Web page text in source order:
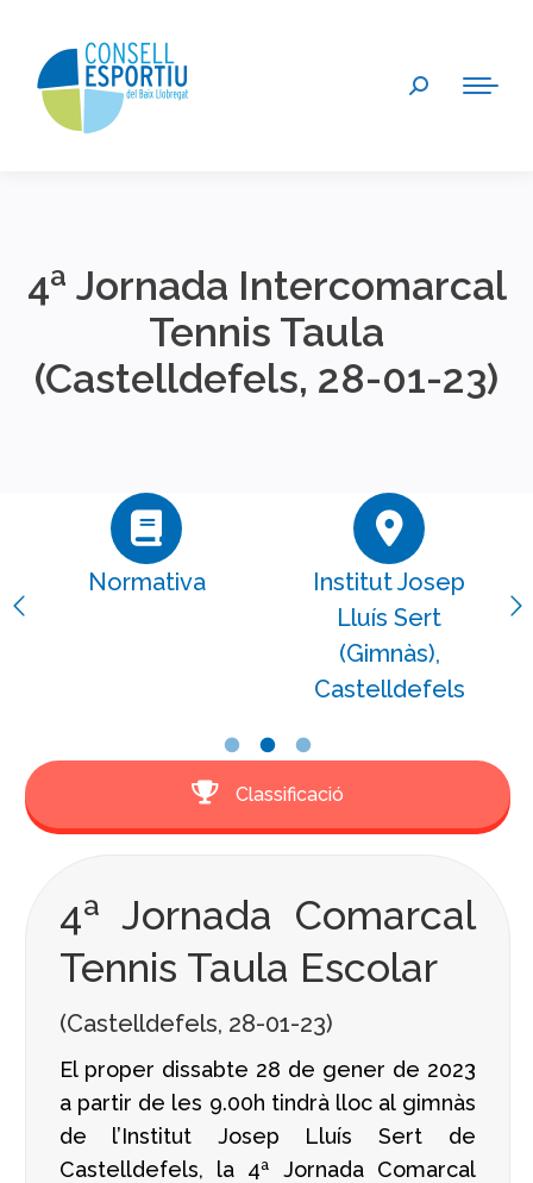
Search:
4ª Jornada Intercomarcal
Tennis Taula
(Castelldefels, 28-01-23)
Normativa
Institut Josep
Lluís Sert
(Gimnàs),
Castelldefels
Classificació
4ª Jornada Comarcal
Tennis Taula Escolar
(Castelldefels, 28-01-23)
El proper dissabte 28 de gener de 2023
a partir de les 9.00h tindrà lloc al gimnàs
de l’Institut Josep Lluís Sert de
Castelldefels, la 4ª Jornada Comarcal